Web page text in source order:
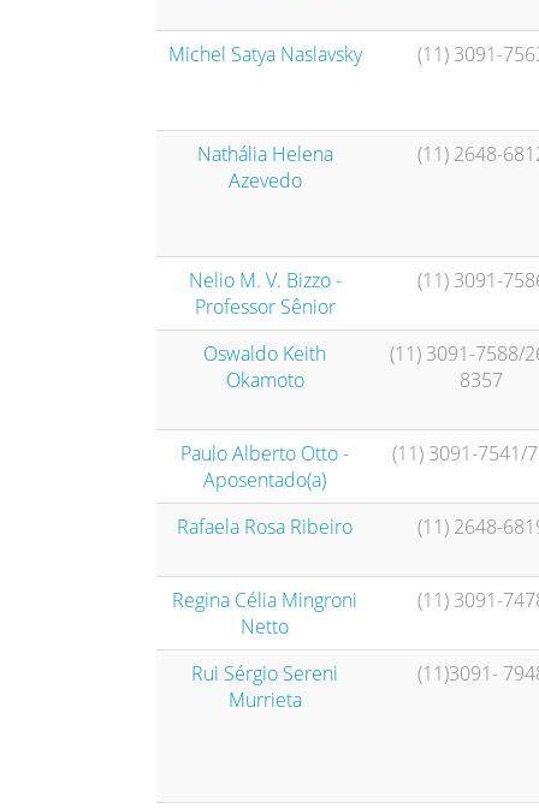
Michel Satya Naslavsky (11) 3091-
Nathália Helena
Azevedo
(11) 2648-
Nelio M. V. Bizzo -
Professor Sênior
(11) 3091-
Oswaldo Keith
Okamoto
(11) 3091-7588/
8357
Paulo Alberto Otto -
Aposentado(a)
(11) 3091-7541/
Rafaela Rosa Ribeiro (11) 2648-
Regina Célia Mingroni
Netto
(11) 3091-
Rui Sérgio Sereni
Murrieta
(11)3091-